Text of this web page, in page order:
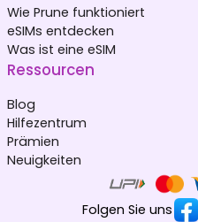
Wie Prune funktioniert
eSIMs entdecken
Was ist eine eSIM
Ressourcen
Blog
Hilfezentrum
Prämien
Neuigkeiten
Folgen Sie uns